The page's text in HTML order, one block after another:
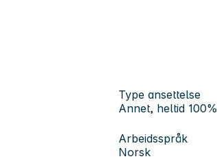
Type ansettelse
Annet, heltid 100%
Arbeidsspråk
Norsk